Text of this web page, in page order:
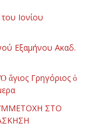
Ιονίου
Εξαμήνου Ακαδ.
Γρηγόριος ὁ
ΣΤΟ